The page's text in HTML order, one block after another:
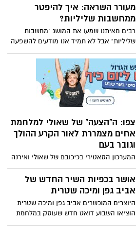
אדיר מילר משתף: "לעשות סרט כזה זו מצווה
בשבילי!". צפו
שלמדה את קולות הזמרים האהובים. צפו
מעורר השראה: איך להיפטר
ממחשבות שליליות?
רבים מאיתנו שמעו את המושג "מחשבות
שליליות" אבל לא תמיד אנו מודעים להשפעה
ולהשלכות שלהן על חווית החיים שלנו. ובכל
זאת, האם ניתן להיפטר מהן, או שמא יש
עלינו להסתכל בצורה שונה על תהליך
החשיבה שמתנהל בראש שלנו כדי לחיות חיים
שלווים ומהנים יותר? צפו בדבריו המרתקים
של סדגורו
צפו: ה"הצעה" של שאולי למלחמת
אחים מצמררת לאור הקרע ההולך
וגובר בעם
המערכון הסאטירי בכיכובם של שאולי ואירנה
("ארץ נהדרת") אמנם התפרסם אחרי 4
מערכות בחירות שהתקיימו תוך שנתיים בלבד,
אבל עכשיו ברקע הקרע ההולך וגובר בעם
המשפטית – הוא מקבל משמעות מצמררת
ועוצמתית הרבה יותר. צפו
אושר בכפיות השיר החדש של
אביב גפן ומיכה שטרית
היוצרים המוכשרים אביב גפן ומיכה שטרית
הוציאו השבוע דואט חדש שעוסק במלחמת
ההישרדות היומיומית של האזרח הקטן